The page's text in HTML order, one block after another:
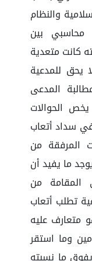
والنظام
محاسبي بين
كانت متعدية
يحق للمدعية
المدعى
يخص الحوالات
في سداد أتعاب
المرفقة من
ما يفيد أن
المقامة من
تطلب أتعاب
متعارف عليه
وما استقر
ما نسبته